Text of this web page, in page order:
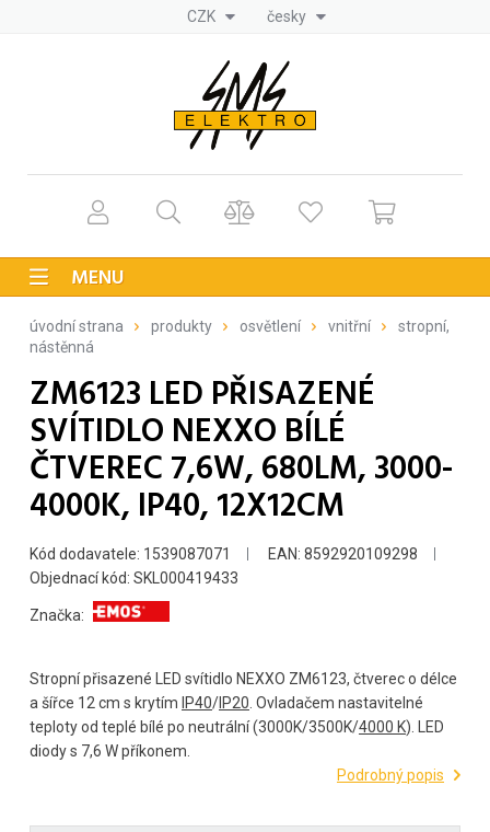
CZK česky
MENU
úvodní strana produkty osvětlení vnitřní
stropní,
nástěnná
ZM6123 LED PŘISAZENÉ
SVÍTIDLO NEXXO BÍLÉ
ČTVEREC 7,6W, 680LM, 3000-
4000K, IP40, 12X12CM
Kód dodavatele: 1539087071
EAN: 8592920109298
Objednací kód: SKL000419433
Značka:
Stropní přisazené LED svítidlo NEXXO ZM6123, čtverec o délce
a šířce 12 cm s krytím IP40/ IP20 . Ovladačem nastavitelné
teploty od teplé bílé po neutrální (3000K/3500K/4000 K). LED
diody s 7,6 W příkonem.
Podrobný popis